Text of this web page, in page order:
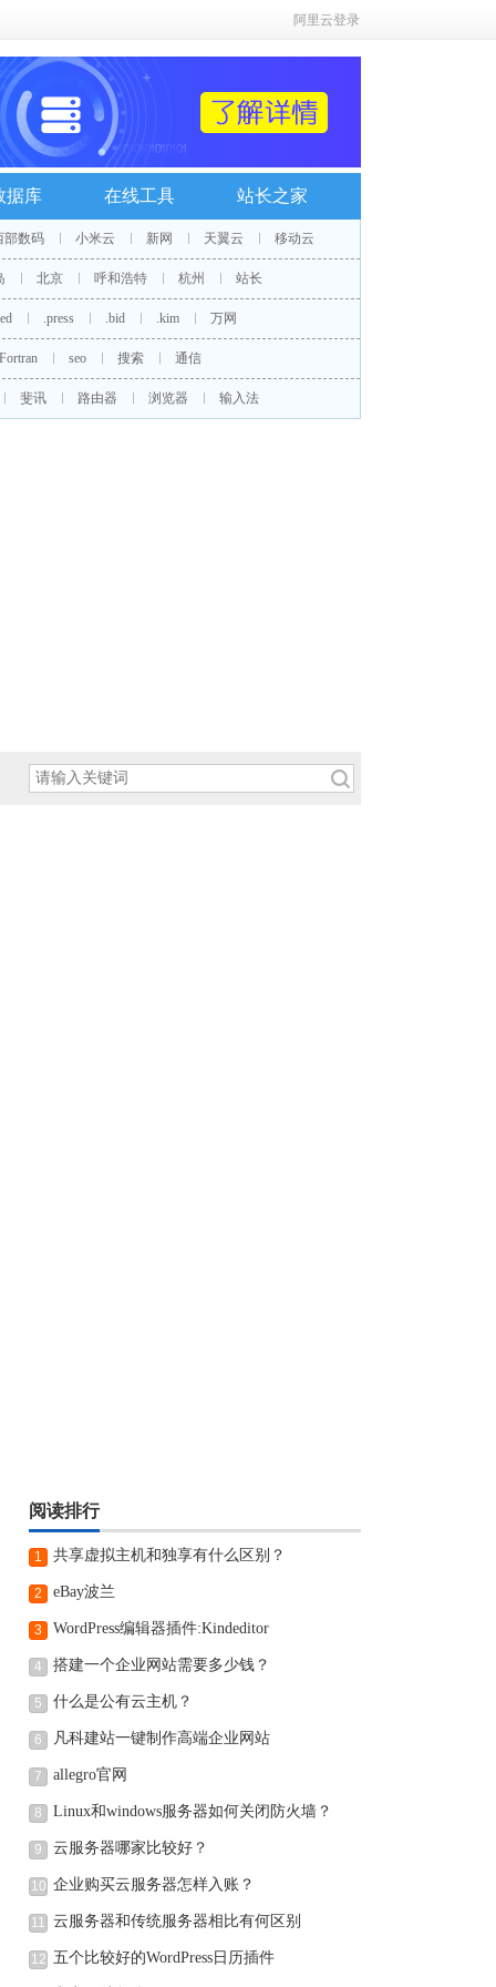
阿里云登录
据库 在线工具 站长之家
部数码 小米云 新网 天翼云 移动云
北京 呼和浩特 杭州 站长
.press .bid .kim 万网
Fortran seo 搜索 通信
斐讯 路由器 浏览器 输入法
阅读排行
1 共享虚拟主机和独享有什么区别？
2 eBay波兰
3 WordPress编辑器插件:Kindeditor
4 搭建一个企业网站需要多少钱？
5 什么是公有云主机？
6 凡科建站一键制作高端企业网站
7 allegro官网
8 Linux和windows服务器如何关闭防火墙？
9 云服务器哪家比较好？
10 企业购买云服务器怎样入账？
11 云服务器和传统服务器相比有何区别
12 五个比较好的WordPress日历插件